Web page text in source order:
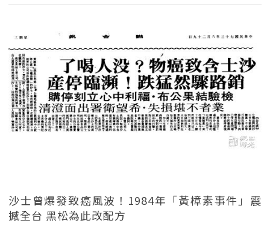
沙士曾爆發致癌風波！1984年「黃樟素事件」震
撼全台 黑松為此改配方